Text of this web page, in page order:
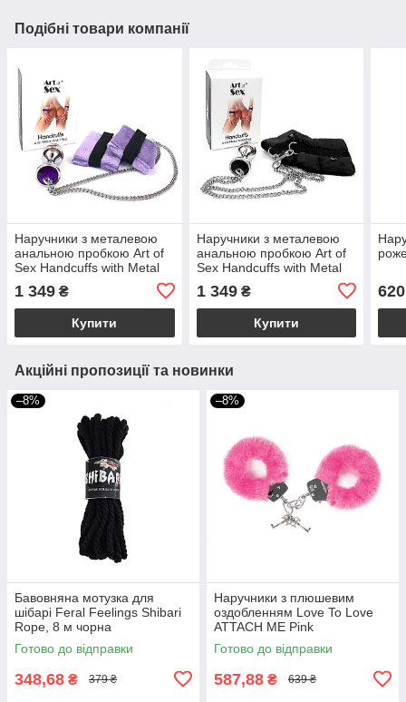
Подібні товари компанії
Наручники з металевою
анальною пробкою Art of
Sex Handcuffs with Metal
1 349 ₴
Купити
Наручники з металевою
анальною пробкою Art of
Sex Handcuffs with Metal
1 349₴
Купити
620
Акційні пропозиції та новинки
–8%
Бавовняна мотузка для
шібарі Feral Feelings Shibari
Rope, 8 м чорна
Готово до відправки
348,68 ₴ 379 ₴
–8%
Наручники з плюшевим
оздобленням Love To Love
ATTACH ME Pink
Готово до відправки
587,88 ₴ 639 ₴